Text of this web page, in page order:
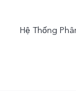
Hệ Thống